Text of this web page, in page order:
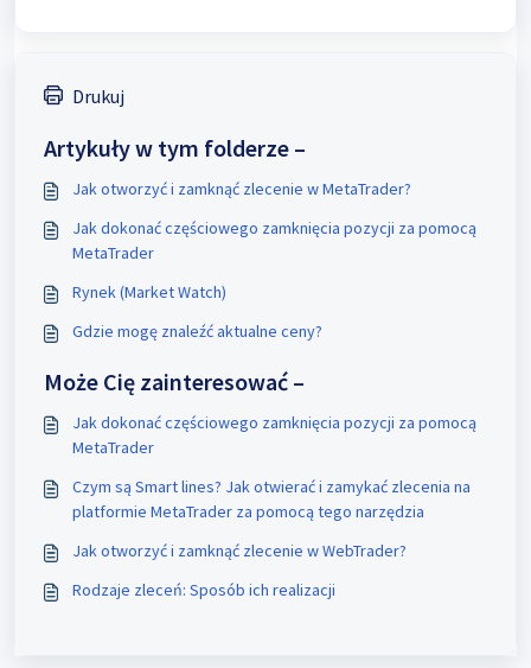
Drukuj
Artykuły w tym folderze –
Jak otworzyć i zamknąć zlecenie w MetaTrader?
Jak dokonać częściowego zamknięcia pozycji za pomocą
MetaTrader
Rynek (Market Watch)
Gdzie mogę znaleźć aktualne ceny?
Może Cię zainteresować –
Jak dokonać częściowego zamknięcia pozycji za pomocą
MetaTrader
Czym są Smart lines? Jak otwierać i zamykać zlecenia na
platformie MetaTrader za pomocą tego narzędzia
Jak otworzyć i zamknąć zlecenie w WebTrader?
Rodzaje zleceń: Sposób ich realizacji